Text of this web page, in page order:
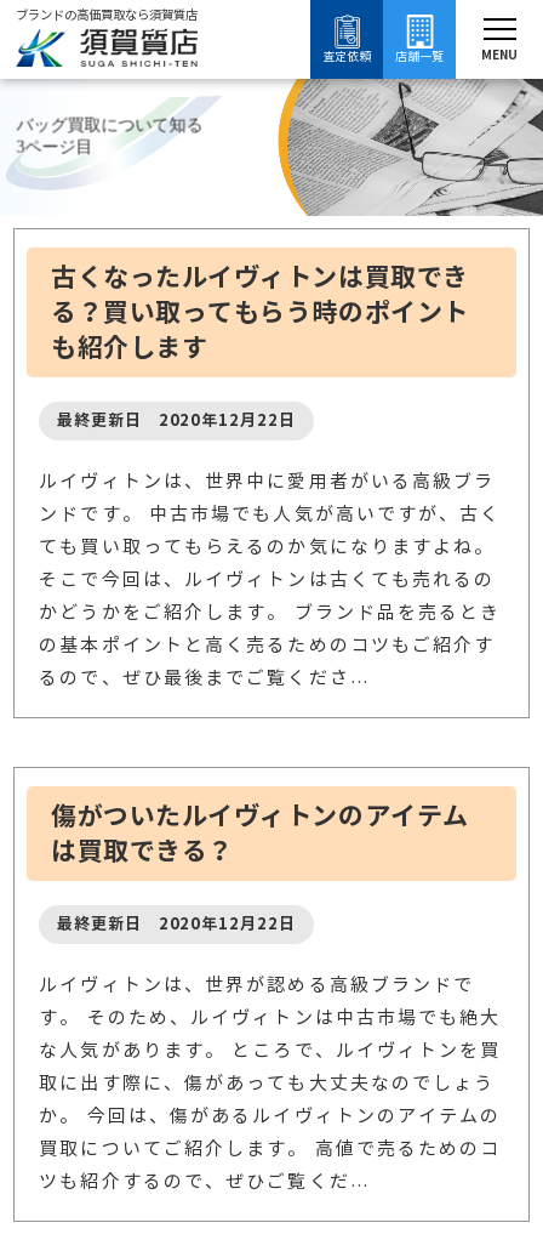
ブランドの高価買取なら須賀質店
査定依頼
店舗一覧 MENU
ブランド買取 バッグ買取 バッグ買取について知る
バッグ買取について知る
3ページ目
古くなったルイヴィトンは買取でき
る？買い取ってもらう時のポイント
も紹介します
最終更新日 2020年12月22日
ルイヴィトンは、世界中に愛用者がいる高級ブラ
ンドです。 中古市場でも人気が高いですが、古く
ても買い取ってもらえるのか気になりますよね。
そこで今回は、ルイヴィトンは古くても売れるの
かどうかをご紹介します。 ブランド品を売るとき
の基本ポイントと高く売るためのコツもご紹介す
るので、ぜひ最後までご覧くださ …
傷がついたルイヴィトンのアイテム
は買取できる？
最終更新日 2020年12月22日
ルイヴィトンは、世界が認める高級ブランドで
す。 そのため、ルイヴィトンは中古市場でも絶大
な人気があります。 ところで、ルイヴィトンを買
取に出す際に、傷があっても大丈夫なのでしょう
か。 今回は、傷があるルイヴィトンのアイテムの
買取についてご紹介します。 高値で売るためのコ
ツも紹介するので、ぜひご覧くだ …